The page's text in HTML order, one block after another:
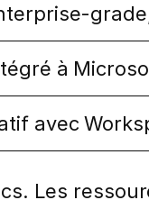
à
avec
Les